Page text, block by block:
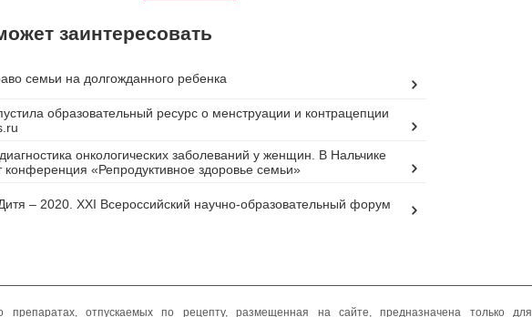
заинтересовать
семьи на долгожданного ребенка
образовательный ресурс о менструации и контрацепции
онкологических заболеваний у женщин. В Нальчике
конференция «Репродуктивное здоровье семьи»
– 2020. XXI Всероссийский научно-образовательный форум
препаратах, отпускаемых по рецепту, размещенная на сайте, предназначена только для